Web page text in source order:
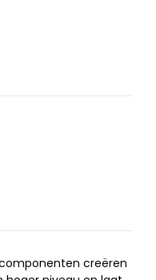
creëren